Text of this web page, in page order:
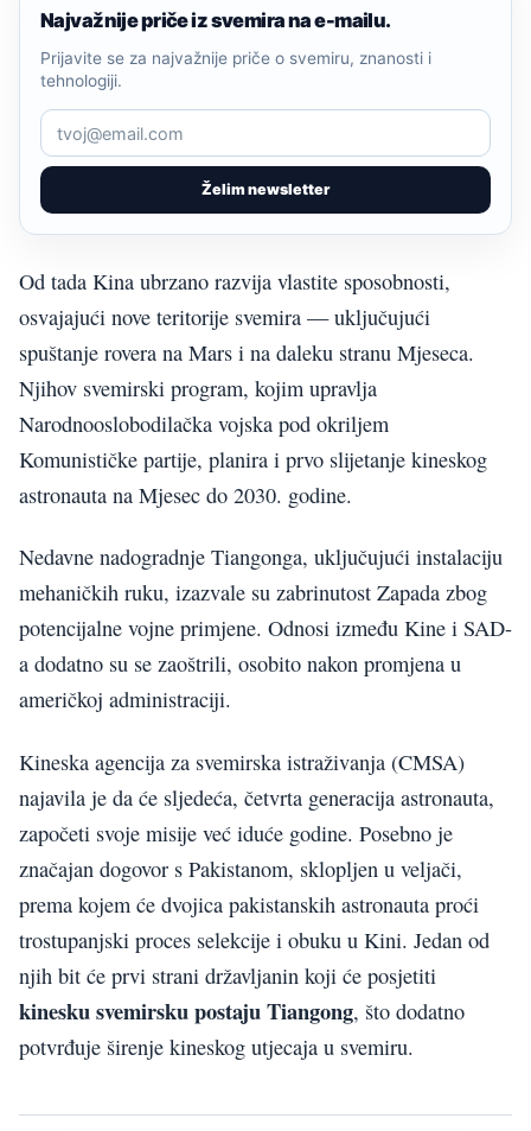
Najvažnije priče iz svemira na e-mailu.
Želim newsletter
Prijavite se za najvažnije priče o svemiru, znanosti i
tehnologiji.
Od tada Kina ubrzano razvija vlastite sposobnosti,
osvajajući nove teritorije svemira — uključujući
spuštanje rovera na Mars i na daleku stranu Mjeseca.
Njihov svemirski program, kojim upravlja
Narodnooslobodilačka vojska pod okriljem
Komunističke partije, planira i prvo slijetanje kineskog
astronauta na Mjesec do 2030. godine.
Nedavne nadogradnje Tiangonga, uključujući instalaciju
mehaničkih ruku, izazvale su zabrinutost Zapada zbog
potencijalne vojne primjene. Odnosi između Kine i SAD-
a dodatno su se zaoštrili, osobito nakon promjena u
američkoj administraciji.
Kineska agencija za svemirska istraživanja (CMSA)
najavila je da će sljedeća, četvrta generacija astronauta,
započeti svoje misije već iduće godine. Posebno je
značajan dogovor s Pakistanom, sklopljen u veljači,
prema kojem će dvojica pakistanskih astronauta proći
trostupanjski proces selekcije i obuku u Kini. Jedan od
njih bit će prvi strani državljanin koji će posjetiti
kinesku svemirsku postaju Tiangong, što dodatno
potvrđuje širenje kineskog utjecaja u svemiru.